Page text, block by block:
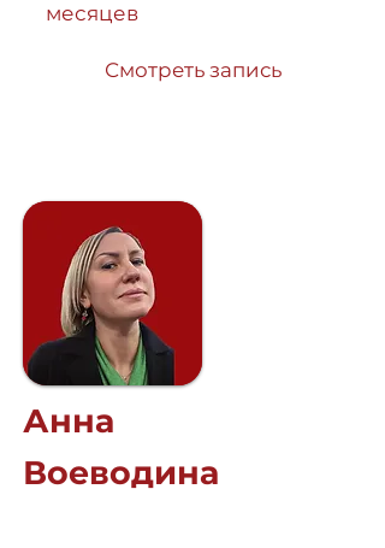
месяцев
Смотреть запись
Анна
Воеводина